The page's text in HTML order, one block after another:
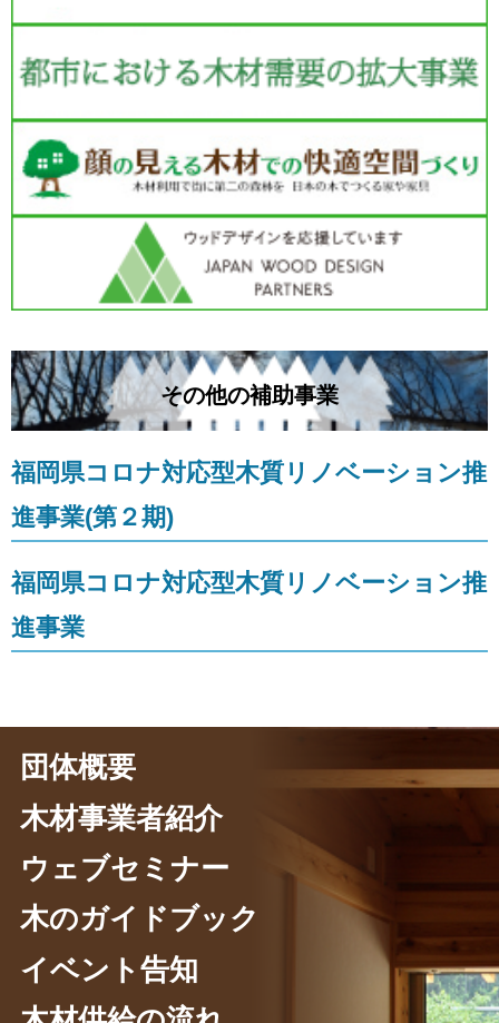
その他の補助事業
福岡県コロナ対応型木質リノベーション推
進事業(第２期)
福岡県コロナ対応型木質リノベーション推
進事業
団体概要
木材事業者紹介
ウェブセミナー
木のガイドブック
イベント告知